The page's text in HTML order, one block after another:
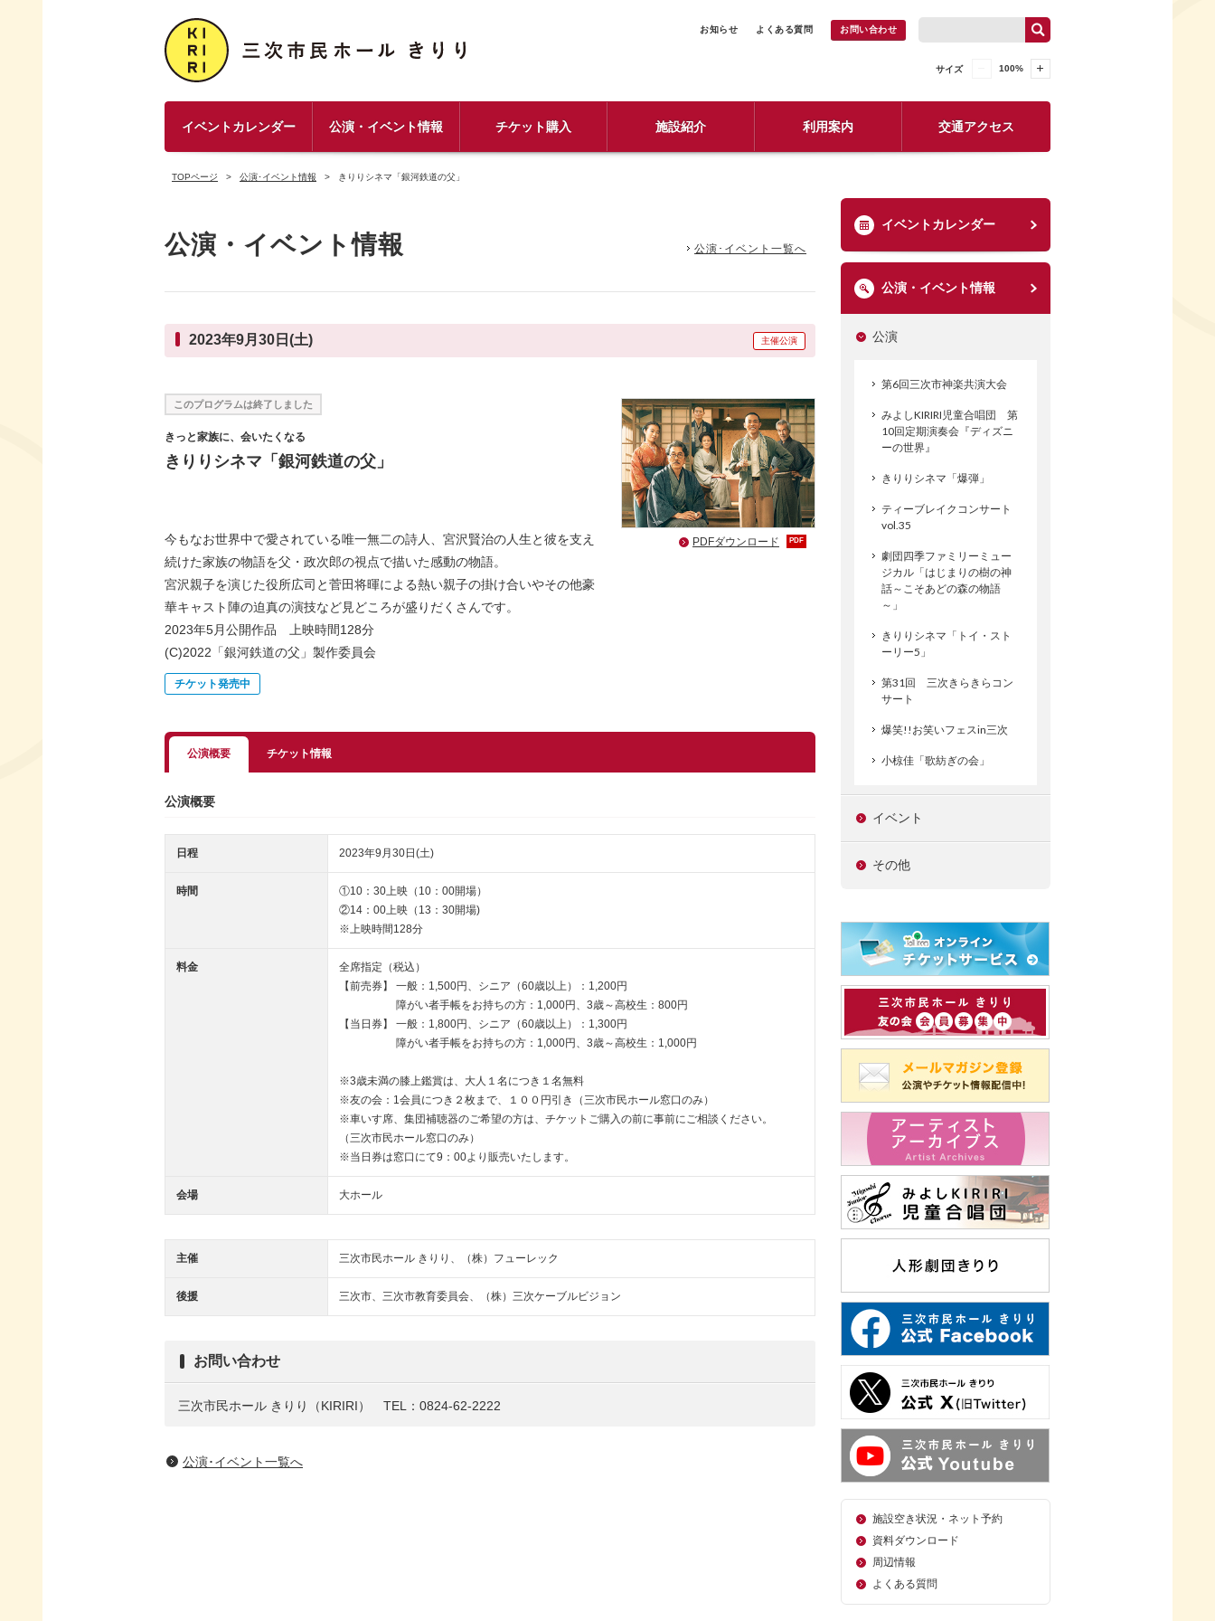
お知らせ よくある質問 お問い合わせ
サイズ 100%
イベントカレンダー 公演・イベント情報 チケット購入 施設紹介 利用案内 交通アクセス
TOPページ 公演･イベント情報 きりりシネマ「銀河鉄道の父」
公演・イベント情報 公演･イベント一覧へ
2023年9月30日(土) 主催公演
このプログラムは終了しました
きっと家族に、会いたくなる
きりりシネマ「銀河鉄道の父」
今もなお世界中で愛されている唯一無二の詩人、宮沢賢治の人生と彼を支え
続けた家族の物語を父・政次郎の視点で描いた感動の物語。
宮沢親子を演じた役所広司と菅田将暉による熱い親子の掛け合いやその他豪
華キャスト陣の迫真の演技など見どころが盛りだくさんです。
2023年5月公開作品 上映時間128分
(C)2022「銀河鉄道の父」製作委員会
チケット発売中
PDFダウンロード PDF
公演概要 チケット情報
公演概要
日程 2023年9月30日(土)
時間
①10：30上映（10：00開場）
②14：00上映（13：30開場)
※上映時間128分
料金
全席指定（税込）
【前売券】 一般：1,500円、シニア（60歳以上）：1,200円
障がい者手帳をお持ちの方：1,000円、3歳～高校生：800円
【当日券】 一般：1,800円、シニア（60歳以上）：1,300円
障がい者手帳をお持ちの方：1,000円、3歳～高校生：1,000円
※3歳未満の膝上鑑賞は、大人１名につき１名無料
※友の会：1会員につき２枚まで、１００円引き（三次市民ホール窓口のみ）
※車いす席、集団補聴器のご希望の方は、チケットご購入の前に事前にご相談ください。
（三次市民ホール窓口のみ）
※当日券は窓口にて9：00より販売いたします。
会場 大ホール
主催 三次市民ホール きりり、（株）フューレック
後援 三次市、三次市教育委員会、（株）三次ケーブルビジョン
お問い合わせ
三次市民ホール きりり（KIRIRI） TEL：0824-62-2222
公演･イベント一覧へ
イベントカレンダー
公演・イベント情報
公演
第6回三次市神楽共演大会
みよしKIRIRI児童合唱団 第
10回定期演奏会『ディズニ
ーの世界』
きりりシネマ「爆弾」
ティーブレイクコンサート
vol.35
劇団四季ファミリーミュー
ジカル「はじまりの樹の神
話～こそあどの森の物語
～」
きりりシネマ「トイ・スト
ーリー5」
第31回 三次きらきらコン
サート
爆笑!!お笑いフェスin三次
小椋佳「歌紡ぎの会」
イベント
その他
施設空き状況・ネット予約
資料ダウンロード
周辺情報
よくある質問